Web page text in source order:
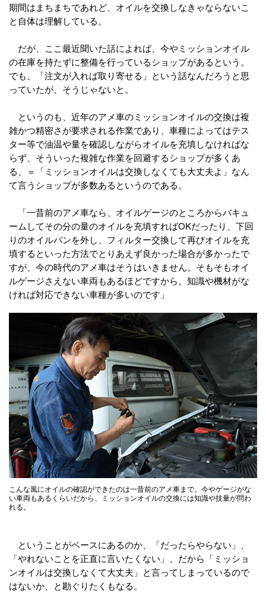
期間はまちまちであれど、オイルを交換しなきゃならないこ
と自体は理解している。
だが、ここ最近聞いた話によれば、今やミッションオイル
の在庫を持たずに整備を行っているショップがあるという。
でも、「注文が入れば取り寄せる」という話なんだろうと思
っていたが、そうじゃないと。
というのも、近年のアメ車のミッションオイルの交換は複
雑かつ精密さが要求される作業であり、車種によってはテス
ター等で油温や量を確認しながらオイルを充填しなければな
らず、そういった複雑な作業を回避するショップが多くあ
る、＝「ミッションオイルは交換しなくても大丈夫よ」なん
て言うショップが多数あるというのである。
「一昔前のアメ車なら、オイルゲージのところからバキュ
ームしてその分の量のオイルを充填すればOKだったり、下回
りのオイルパンを外し、フィルター交換して再びオイルを充
填するといった方法でとりあえず良かった場合が多かったで
すが、今の時代のアメ車はそうはいきません。そもそもオイ
ルゲージさえない車両もあるほどですから。知識や機材がな
ければ対応できない車種が多いのです」
こんな風にオイルの確認ができたのは一昔前のアメ車まで。今やゲージがな
い車両もあるくらいだから、ミッションオイルの交換には知識や技量が問わ
れる。
ということがベースにあるのか、「だったらやらない」、
「やれないことを正直に言いたくない」、だから「ミッショ
ンオイルは交換しなくて大丈夫」と言ってしまっているので
はないか、と勘ぐりたくもなる。